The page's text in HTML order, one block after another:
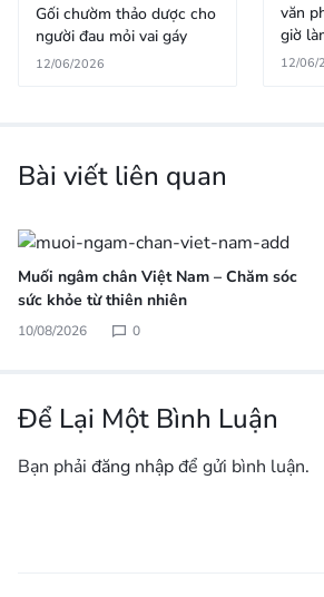
Gối chườm thảo dược cho
người đau mỏi vai gáy
12/06/2026
văn
giờ
12/06/
Bài viết liên quan
Muối ngâm chân Việt Nam – Chăm sóc
sức khỏe từ thiên nhiên
10/08/2026 0
Để Lại Một Bình Luận
Bạn phải đăng nhậpđể gửi bình luận.